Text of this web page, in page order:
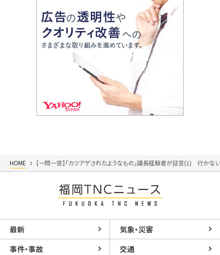
HOME 【一問一答】「カツアゲされたようなもの」議長経験者が証言(1) 行
最新
気象・災害
事件・事故
交通